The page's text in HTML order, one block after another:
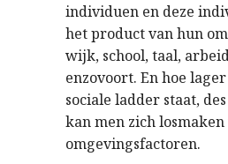
individuen en deze
het product van hun
wijk, school, taal,
enzovoort. En hoe
sociale ladder staat,
kan men zich losmaken
omgevingsfactoren.